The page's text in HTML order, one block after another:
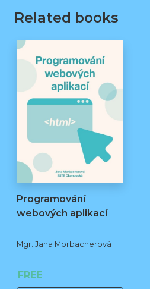
Related books
Programování
webových aplikací
Mgr. Jana Morbacherová
FREE